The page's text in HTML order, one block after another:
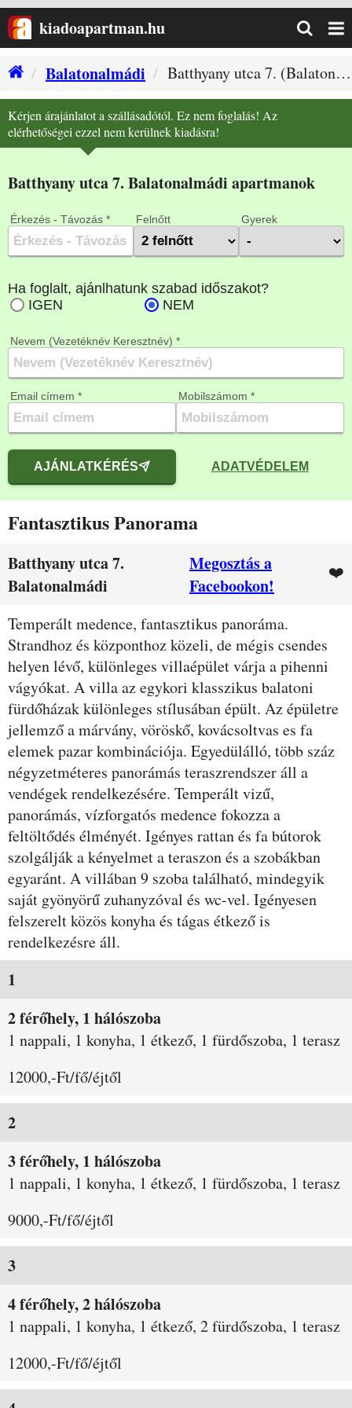
kiadoapartman.hu
Balatonalmádi
Batthyany utca 7. (Balatonalmádi szállás)
Kérjen árajánlatot a szállásadótól. Ez nem foglalás! Az
elérhetőségei ezzel nem kerülnek kiadásra!
Batthyany utca 7. Balatonalmádi apartmanok
Érkezés - Távozás * Felnőtt Gyerek
Nevem (Vezetéknév Keresztnév) *
Email címem * Mobilszámom *
AJÁNLATKÉRÉS ADATVÉDELEM
Fantasztikus Panorama
Batthyany utca 7.
Balatonalmádi
Megosztás a
Facebookon!
❤️
Leírás
Temperált medence, fantasztikus panoráma.
Strandhoz és központhoz közeli, de mégis csendes
helyen lévő, különleges villaépület várja a pihenni
vágyókat. A villa az egykori klasszikus balatoni
fürdőházak különleges stílusában épült. Az épületre
jellemző a márvány, vöröskő, kovácsoltvas es fa
elemek pazar kombinációja. Egyedülálló, több száz
négyzetméteres panorámás teraszrendszer áll a
vendégek rendelkezésére. Temperált vizű,
panorámás, vízforgatós medence fokozza a
feltöltődés élményét. Igényes rattan és fa bútorok
szolgálják a kényelmet a teraszon és a szobákban
egyaránt. A villában 9 szoba található, mindegyik
saját gyönyörű zuhanyzóval és wc-vel. Igényesen
felszerelt közös konyha és tágas étkező is
rendelkezésre áll.
Szobák és árak
1
2 férőhely, 1 hálószoba
1 nappali, 1 konyha, 1 étkező, 1 fürdőszoba, 1 terasz
12000,-Ft/fő/éjtől
2
3 férőhely, 1 hálószoba
1 nappali, 1 konyha, 1 étkező, 1 fürdőszoba, 1 terasz
9000,-Ft/fő/éjtől
3
4 férőhely, 2 hálószoba
1 nappali, 1 konyha, 1 étkező, 2 fürdőszoba, 1 terasz
12000,-Ft/fő/éjtől